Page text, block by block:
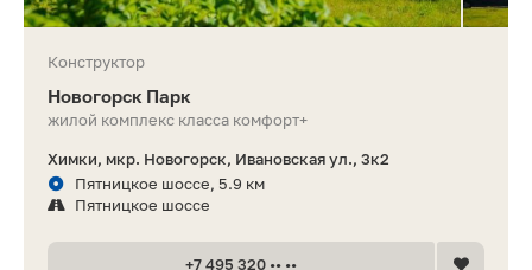
Конструктор
Новогорск Парк
жилой комплекс класса комфорт+
Химки, мкр. Новогорск, Ивановская ул., 3к2
Пятницкое шоссе, 5.9 км
Пятницкое шоссе
+7 495 320 •• ••